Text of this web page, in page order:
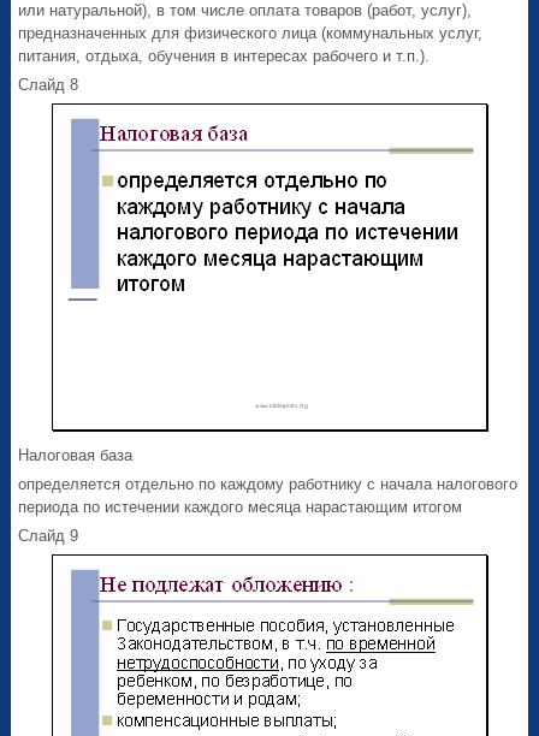
или натуральной), в том числе оплата товаров (работ, услуг),
предназначенных для физического лица (коммунальных услуг,
питания, отдыха, обучения в интересах рабочего и т.п.).
Слайд 8
Налоговая база
определяется отдельно по каждому работнику с начала налогового
периода по истечении каждого месяца нарастающим итогом
Слайд 9